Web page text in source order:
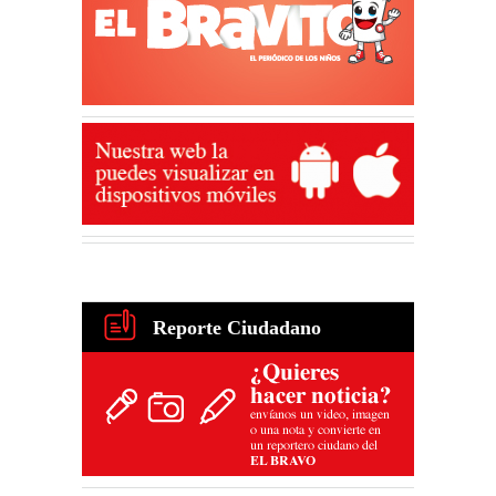
Reporte Ciudadano